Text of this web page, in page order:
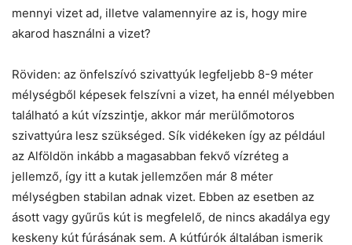
mennyi vizet ad, illetve valamennyire az is, hogy mire
akarod használni a vizet?
Röviden: az önfelszívó szivattyúk legfeljebb 8-9 méter
mélységből képesek felszívni a vizet, ha ennél mélyebben
található a kút vízszintje, akkor már merülőmotoros
szivattyúra lesz szükséged. Sík vidékeken így az például
az Alföldön inkább a magasabban fekvő vízréteg a
jellemző, így itt a kutak jellemzően már 8 méter
mélységben stabilan adnak vizet. Ebben az esetben az
ásott vagy gyűrűs kút is megfelelő, de nincs akadálya egy
keskeny kút fúrásának sem. A kútfúrók általában ismerik